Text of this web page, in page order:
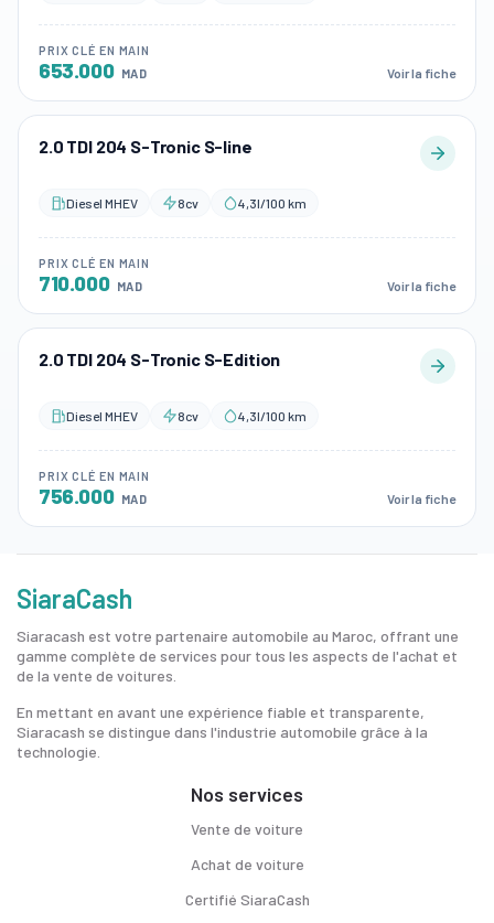
PRIX CLÉ EN MAIN
653.000 MAD Voir la fiche
2.0 TDI 204 S-Tronic S-line
Diesel MHEV 8cv 4,3l/100 km
PRIX CLÉ EN MAIN
710.000 MAD Voir la fiche
2.0 TDI 204 S-Tronic S-Edition
Diesel MHEV 8cv 4,3l/100 km
PRIX CLÉ EN MAIN
756.000 MAD Voir la fiche
SiaraCash
Siaracash est votre partenaire automobile au Maroc, offrant une
gamme complète de services pour tous les aspects de l'achat et
de la vente de voitures.
En mettant en avant une expérience fiable et transparente,
Siaracash se distingue dans l'industrie automobile grâce à la
technologie.
Nos services
Vente de voiture
Achat de voiture
Certifié SiaraCash